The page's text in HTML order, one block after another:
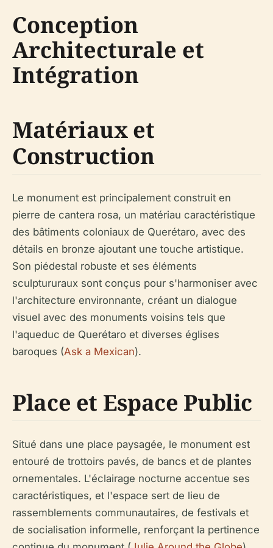
Conception
Architecturale et
Intégration
Matériaux et
Construction
Le monument est principalement construit en
pierre de cantera rosa, un matériau caractéristique
des bâtiments coloniaux de Querétaro, avec des
détails en bronze ajoutant une touche artistique.
Son piédestal robuste et ses éléments
sculptururaux sont conçus pour s'harmoniser avec
l'architecture environnante, créant un dialogue
visuel avec des monuments voisins tels que
l'aqueduc de Querétaro et diverses églises
baroques (Ask a Mexican).
Place et Espace Public
Situé dans une place paysagée, le monument est
entouré de trottoirs pavés, de bancs et de plantes
ornementales. L'éclairage nocturne accentue ses
caractéristiques, et l'espace sert de lieu de
rassemblements communautaires, de festivals et
de socialisation informelle, renforçant la pertinence